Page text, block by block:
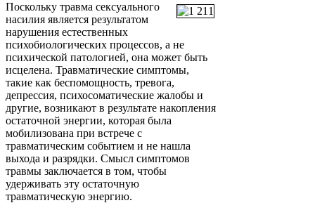
Поскольку травма сексуального
насилия является результатом
нарушения естественных
психобиологических процессов, а не
психической патологией, она может быть
исцелена. Травматические симптомы,
такие как беспомощность, тревога,
депрессия, психосоматические жалобы и
другие, возникают в результате накопления
остаточной энергии, которая была
мобилизована при встрече с
травматическим событием и не нашла
выхода и разрядки. Смысл симптомов
травмы заключается в том, чтобы
удерживать эту остаточную
травматическую энергию.